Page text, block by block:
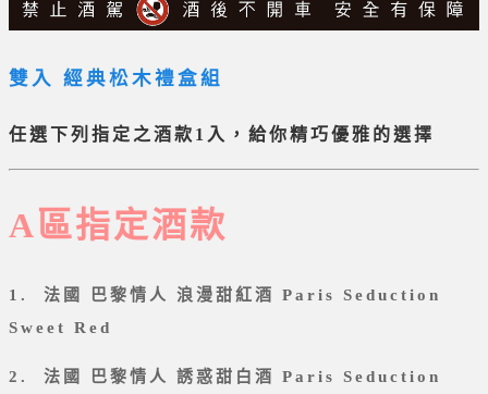
雙入 經典松木禮盒組
任選下列指定之酒款1入，給你精巧優雅的選擇
A區指定酒款
1. 法國 巴黎情人 浪漫甜紅酒 Paris Seduction
Sweet Red
2. 法國 巴黎情人 誘惑甜白酒 Paris Seduction